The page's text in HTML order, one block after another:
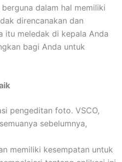
dalam hal memiliki
direncanakan dan
itu meledak di kepala Anda
bagi Anda untuk
pengeditan foto. VSCO,
sebelumnya,
memiliki kesempatan untuk